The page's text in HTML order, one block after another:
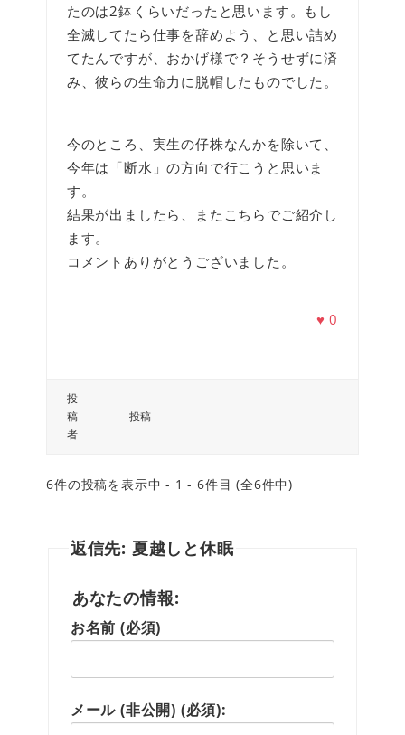
たのは2鉢くらいだったと思います。もし
全滅してたら仕事を辞めよう、と思い詰め
てたんですが、おかげ様で？そうせずに済
み、彼らの生命力に脱帽したものでした。
今のところ、実生の仔株なんかを除いて、
今年は「断水」の方向で行こうと思いま
す。
結果が出ましたら、またこちらでご紹介し
ます。
コメントありがとうございました。
♥0
投
稿
者
投稿
6件の投稿を表示中 - 1 - 6件目 (全6件中)
返信先: 夏越しと休眠
あなたの情報:
お名前 (必須)
メール (非公開) (必須):